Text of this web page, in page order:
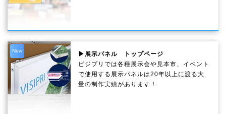
New
▶展示パネル トップページ
ビジプリでは各種展示会や見本市、イベント
で使用する展示パネルは20年以上に渡る大
量の制作実績があります！